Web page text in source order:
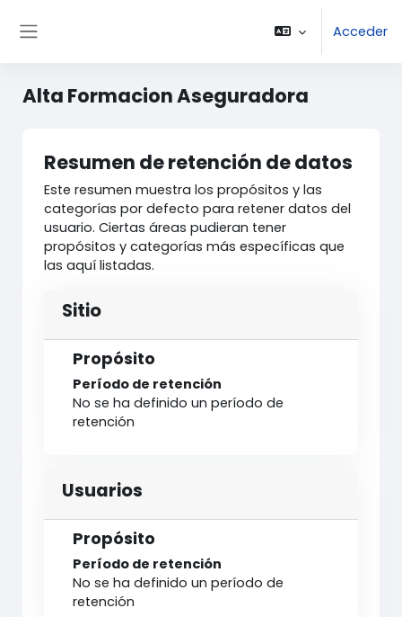
Acceder
Alta Formacion Aseguradora
Resumen de retención de datos
Este resumen muestra los propósitos y las
categorías por defecto para retener datos del
usuario. Ciertas áreas pudieran tener
propósitos y categorías más específicas que
las aquí listadas.
Sitio
Propósito
Período de retención
No se ha definido un período de
retención
Usuarios
Propósito
Período de retención
No se ha definido un período de
retención